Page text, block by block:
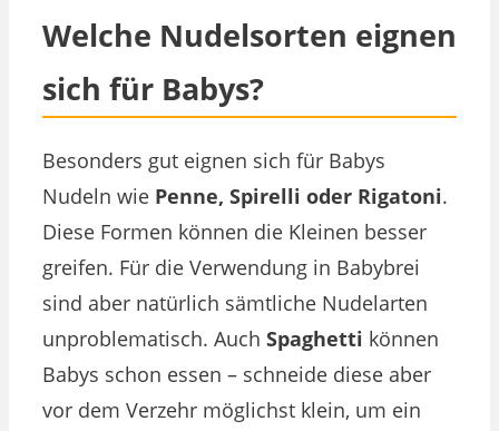
Welche Nudelsorten eignen
sich für Babys?
Besonders gut eignen sich für Babys
Nudeln wie Penne, Spirelli oder Rigatoni.
Diese Formen können die Kleinen besser
greifen. Für die Verwendung in Babybrei
sind aber natürlich sämtliche Nudelarten
unproblematisch. Auch Spaghetti können
Babys schon essen – schneide diese aber
vor dem Verzehr möglichst klein, um ein